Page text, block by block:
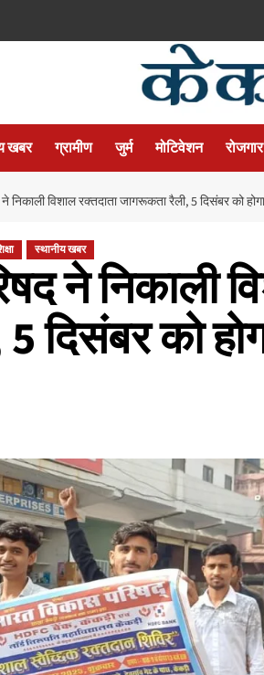
खबर ग्रामीण जुर्म मोटिवेशन रोजगार
निकाली विशाल रक्तदाता जागरूकता रैली, 5 दिसंबर को
स्थानीय खबर
ने निकाली
दिसंबर को